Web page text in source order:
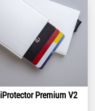
iProtector Premium V2